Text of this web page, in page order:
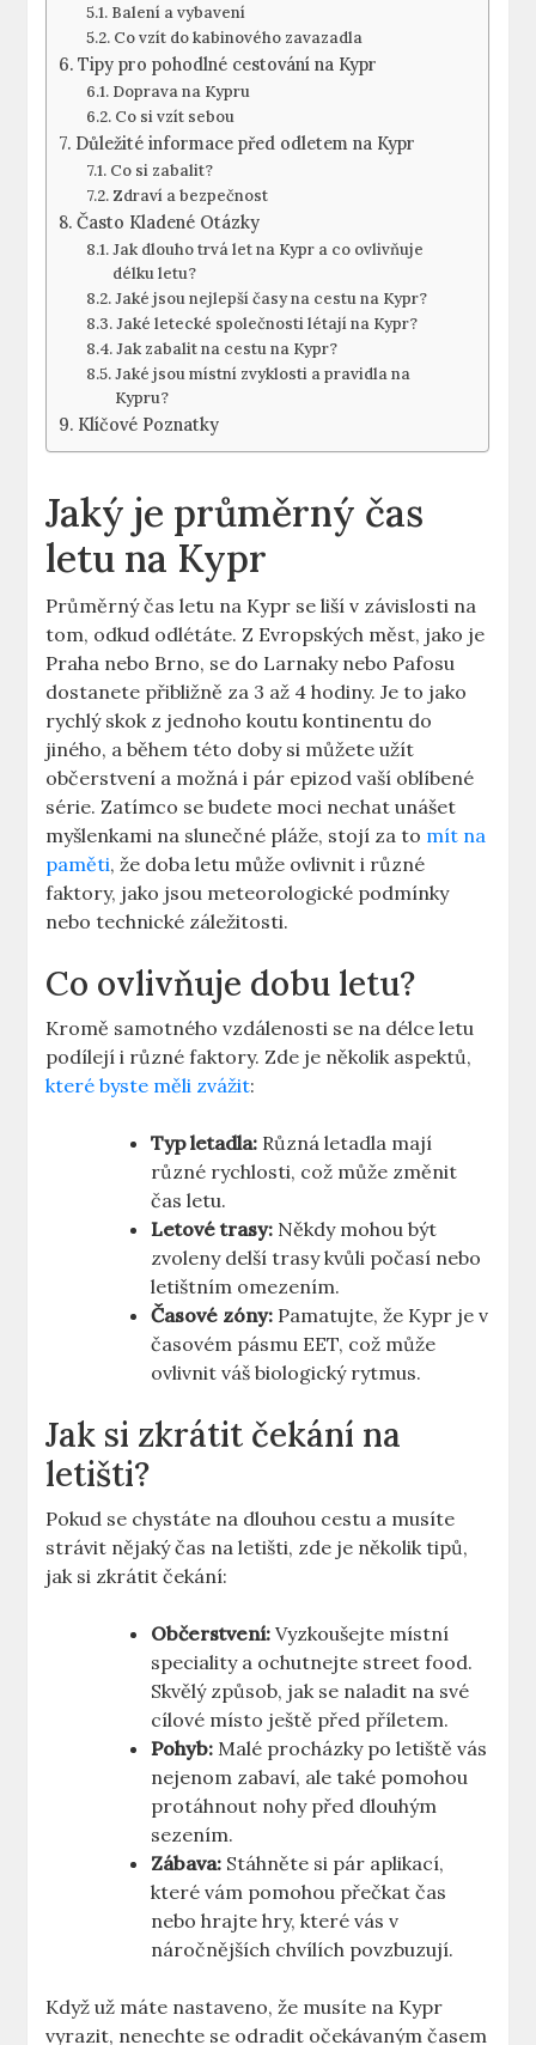
Balení a vybavení
Co vzít do kabinového zavazadla
Tipy pro pohodlné cestování na Kypr
Doprava na Kypru
Co si vzít sebou
Důležité informace před odletem na Kypr
Co si zabalit?
Zdraví a bezpečnost
Často Kladené Otázky
Jak dlouho trvá let na Kypr a co ovlivňuje
délku letu?
Jaké jsou nejlepší časy na cestu na Kypr?
Jaké letecké společnosti létají na Kypr?
Jak zabalit na cestu na Kypr?
Jaké jsou místní zvyklosti a pravidla na
Kypru?
Klíčové Poznatky
Jaký je průměrný čas
letu na Kypr
Průměrný čas letu na Kypr se liší v závislosti na
tom, odkud odlétáte. Z Evropských měst, jako je
Praha nebo Brno, se do Larnaky nebo Pafosu
dostanete přibližně za 3 až 4 hodiny. Je to jako
rychlý skok z jednoho koutu kontinentu do
jiného, a během této doby si můžete užít
občerstvení a možná i pár epizod vaší oblíbené
série. Zatímco se budete moci nechat unášet
myšlenkami na slunečné pláže, stojí za to mít na
paměti, že doba letu může ovlivnit i různé
faktory, jako jsou meteorologické podmínky
nebo technické záležitosti.
Co ovlivňuje dobu letu?
Kromě samotného vzdálenosti se na délce letu
podílejí i různé faktory. Zde je několik aspektů,
které byste měli zvážit:
Typ letadla: Různá letadla mají
různé rychlosti, což může změnit
čas letu.
Letové trasy: Někdy mohou být
zvoleny delší trasy kvůli počasí nebo
letištním omezením.
Časové zóny: Pamatujte, že Kypr je v
časovém pásmu EET, což může
ovlivnit váš biologický rytmus.
Jak si zkrátit čekání na
letišti?
Pokud se chystáte na dlouhou cestu a musíte
strávit nějaký čas na letišti, zde je několik tipů,
jak si zkrátit čekání:
Občerstvení: Vyzkoušejte místní
speciality a ochutnejte street food.
Skvělý způsob, jak se naladit na své
cílové místo ještě před příletem.
Pohyb: Malé procházky po letiště vás
nejenom zabaví, ale také pomohou
protáhnout nohy před dlouhým
sezením.
Zábava: Stáhněte si pár aplikací,
které vám pomohou přečkat čas
nebo hrajte hry, které vás v
náročnějších chvílích povzbuzují.
Když už máte nastaveno, že musíte na Kypr
vyrazit, nenechte se odradit očekávaným časem